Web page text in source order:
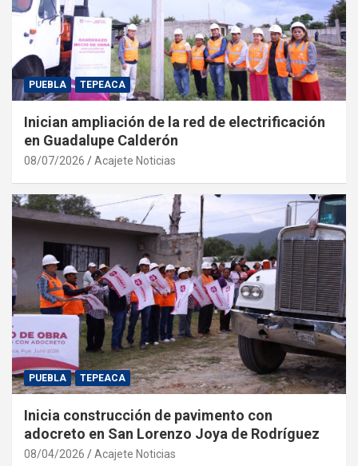
PUEBLA TEPEACA
Inician ampliación de la red de electrificación
en Guadalupe Calderón
08/07/2026 Acajete Noticias
PUEBLA TEPEACA
Inicia construcción de pavimento con
adocreto en San Lorenzo Joya de Rodríguez
08/04/2026 Acajete Noticias